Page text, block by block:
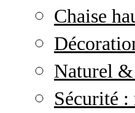
Chaise
Naturel
Sécurité :